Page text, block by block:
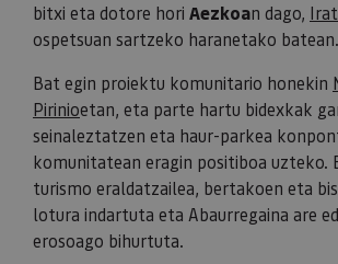
bitxi eta dotore hori Aezkoan dago,
ospetsuan sartzeko haranetako batean.
Bat egin proiektu komunitario honekin
Pirinioetan, eta parte hartu bidexkak
seinaleztatzen eta haur-parkea
komunitatean eragin positiboa uzteko.
turismo eraldatzailea, bertakoen eta
lotura indartuta eta Abaurregaina are
erosoago bihurtuta.